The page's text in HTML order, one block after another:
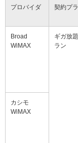
プロバイダ 契約プ
Broad
WiMAX
ギガ放
ラン
カシモ
WiMAX